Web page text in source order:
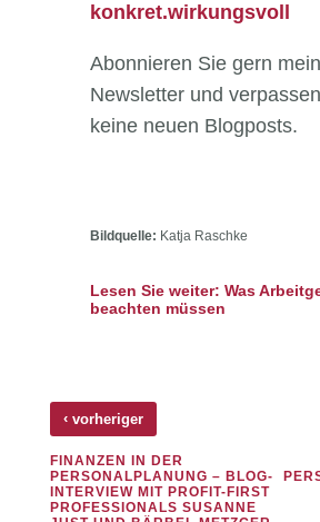
konkret.wirkungsvoll
Abonnieren Sie gern
Newsletter und
keine neuen Blogposts.
Bildquelle: Katja Raschke
Lesen Sie weiter: Was
beachten müssen
‹vorheriger
FINANZEN IN DER
PERSONALPLANUNG – BLOG-
INTERVIEW MIT PROFIT-FIRST
PROFESSIONALS SUSANNE